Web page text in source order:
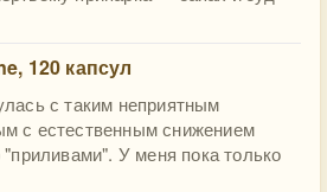
120 капсул
с таким неприятным
с естественным снижением
"приливами". У меня пока только